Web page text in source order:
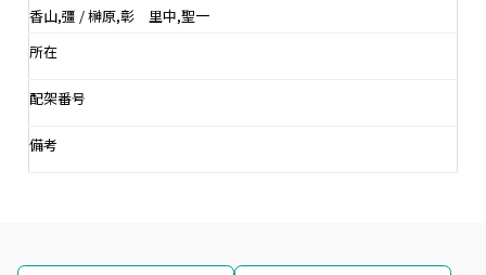
香山,彊 / 榊原,彰 里中,聖一
所在
配架番号
備考